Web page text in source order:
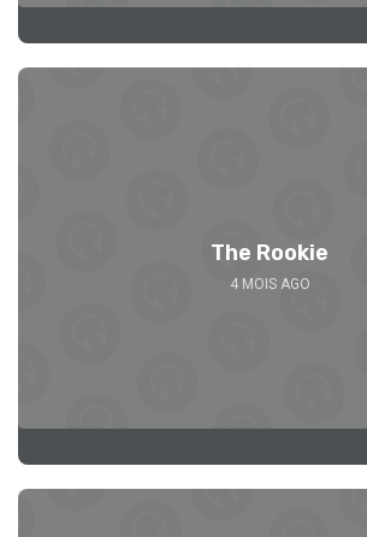
The Rookie
4 MOIS AGO